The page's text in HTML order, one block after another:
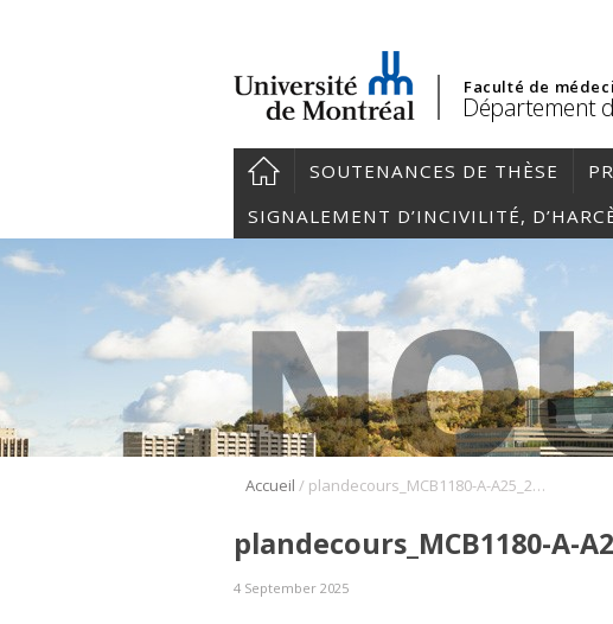
Faculté de
Département
SOUTENANCES DE THÈSE
SIGNALEMENT D’INCIVILITÉ,
Accueil / plandecours_MCB1180-A-A25_2025-08-18
plandecours_MCB1180-A-
4 September 2025